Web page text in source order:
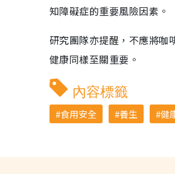
知障礙症的重要風險因素。
研究團隊亦提醒，不應將咖
健康同樣至關重要。
內容標籤
食用安全 養生 健